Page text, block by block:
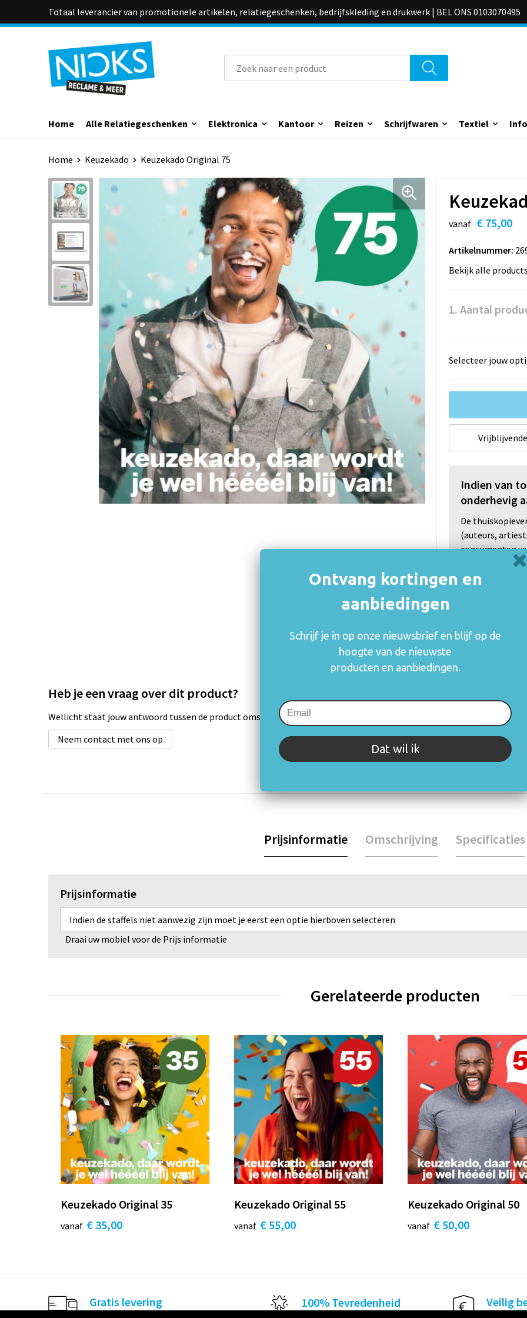
Totaal leverancier van promotionele artikelen, relatiegeschenken, bedrijfskleding en drukwerk | BEL ONS 0103070495
Home Alle Relatiegeschenken Elektronica Kantoor Reizen Schrijfwaren Textiel
Home Keuzekado Keuzekado Original 75
vanaf € 75,00
Artikelnummer:
Bekijk alle
1. Aantal
Selecteer jouw
Indien van
onderhevig
De
(auteurs,
consumenten
zetten en blijft
Heb je een vraag over dit product?
Wellicht staat jouw antwoord tussen de product omschrijving of specificaties. Staat jouw vraag er niet tussen? Neem
Neem contact met ons op
Prijsinformatie Omschrijving Specificaties
Prijsinformatie
Indien de staffels niet aanwezig zijn moet je eerst een optie hierboven selecteren
Draai uw mobiel voor de Prijs informatie
Gerelateerde producten
Keuzekado Original 35
vanaf € 35,00
Keuzekado Original 55
vanaf € 55,00
Keuzekado Original 50
vanaf € 50,00
Gratis levering 100% Tevredenheid Veilig
Ontvang kortingen en
aanbiedingen
Schrijf je in op onze nieuwsbrief en blijf op de
hoogte van de nieuwste
producten en aanbiedingen.
Dat wil ik